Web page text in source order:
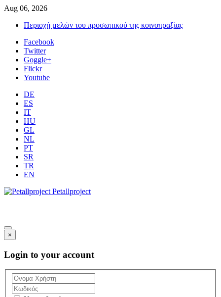
Aug 06, 2026
Περιοχή μελών του προσωπικού της κοινοπραξίας
Facebook
Twitter
Goggle+
Flickr
Youtube
DE
ES
IT
HU
GL
NL
PT
SR
TR
EN
Petallproject
×
Login to your account